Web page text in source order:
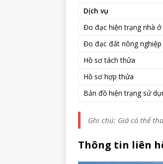
Dịch vụ
Đo đạc hiện trạng nhà ở
Đo đạc đất nông nghiệp
Hồ sơ tách thửa
Hồ sơ hợp thửa
Bản đồ hiện trạng sử
Ghi chú: Giá có thể
Thông tin liên